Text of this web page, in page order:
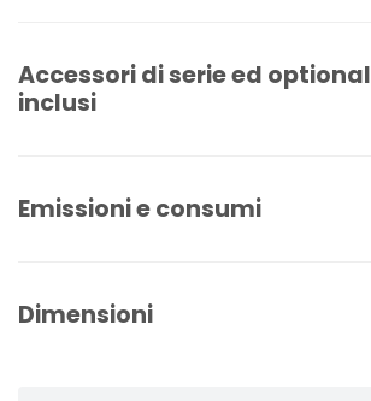
Accessori di serie ed optional
inclusi
Emissioni e consumi
Dimensioni